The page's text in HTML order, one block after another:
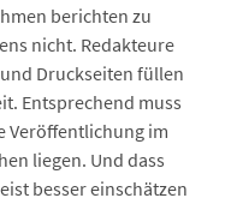
berichten zu
nicht. Redakteure
Druckseiten füllen
Entsprechend muss
Veröffentlichung im
liegen. Und dass
besser einschätzen